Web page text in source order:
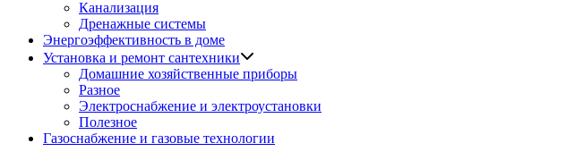
Канализация
Дренажные системы
Энергоэффективность в доме
Установка и ремонт сантехники
Домашние хозяйственные приборы
Разное
Электроснабжение и электроустановки
Полезное
Газоснабжение и газовые технологии